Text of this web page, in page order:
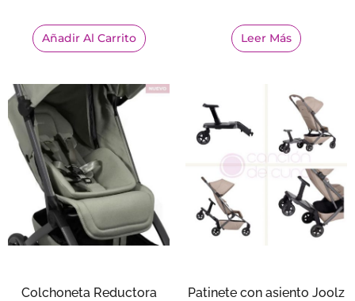
Añadir Al Carrito Leer Más
Colchoneta Reductora
Patinete con asiento Joolz